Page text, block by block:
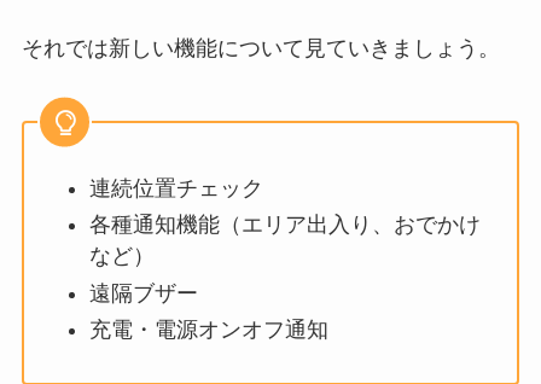
それでは新しい機能について見ていきましょう。
連続位置チェック
各種通知機能（エリア出入り、おでかけ
など）
遠隔ブザー
充電・電源オンオフ通知